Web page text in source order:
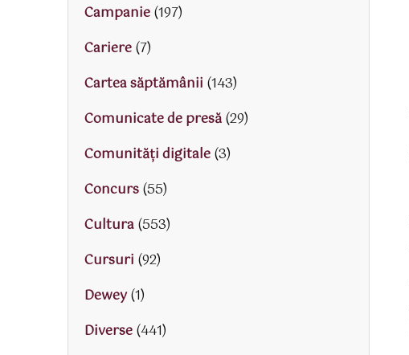
Campanie(197)
Cariere(7)
Cartea săptămânii (143)
Comunicate de presă(29)
Comunități digitale(3)
Concurs(55)
Cultura(553)
Cursuri (92)
Dewey(1)
Diverse(441)